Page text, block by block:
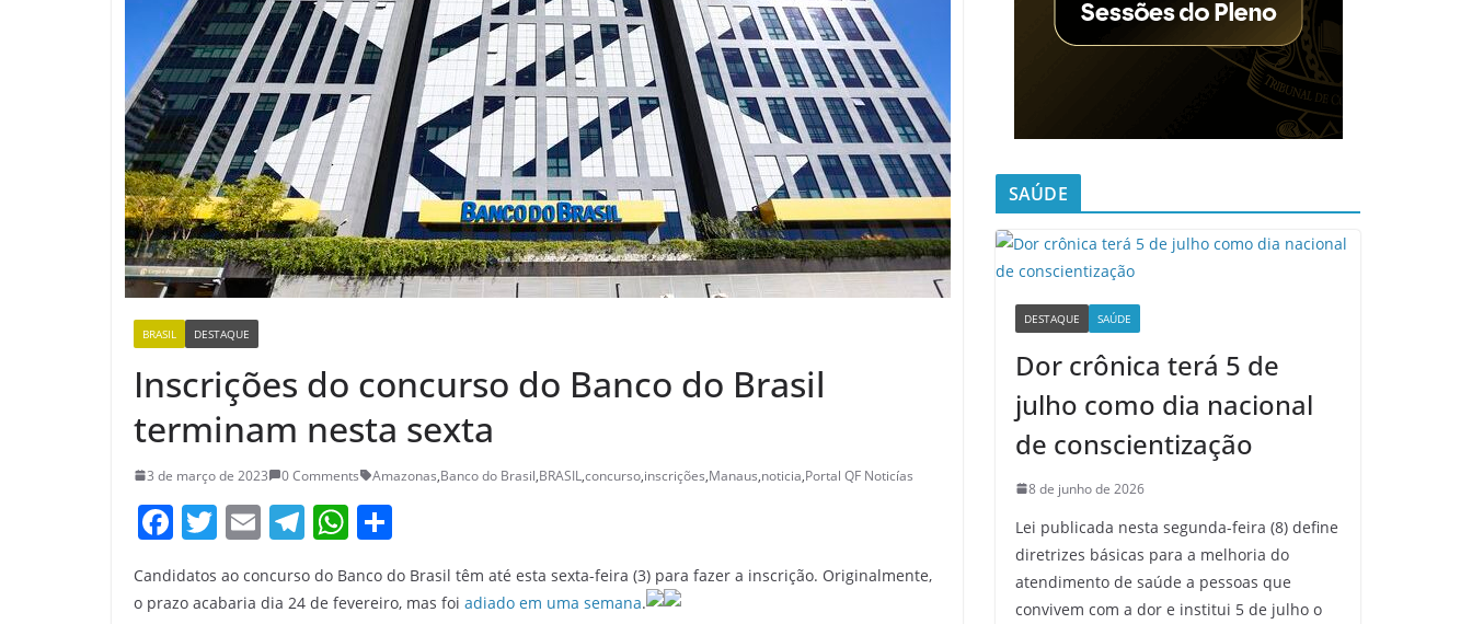
BRASIL DESTAQUE
Inscrições do concurso do Banco do Brasil
terminam nesta sexta
3 de março de 2023 0 Comments Amazonas,Banco do Brasil,BRASIL,concurso,inscrições,Manaus,noticia,Portal QF Noticías
F
a
c
T
itt
E
ai
T
el
e
W
at
h
ar
Candidatos ao concurso do Banco do Brasil têm até esta sexta-feira (3) para fazer a inscrição. Originalmente,
o prazo acabaria dia 24 de fevereiro, mas foi adiado em uma semana.
SAÚDE
DESTAQUE SAÚDE
Dor crônica terá 5 de
julho como dia nacional
de conscientização
8 de junho de 2026
Lei publicada nesta segunda-feira (8) define
diretrizes básicas para a melhoria do
atendimento de saúde a pessoas que
convivem com a dor e institui 5 de julho o